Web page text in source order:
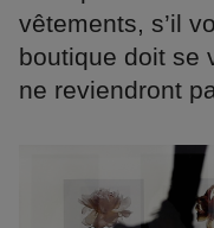
vêtements, s’il
boutique doit se
ne reviendront